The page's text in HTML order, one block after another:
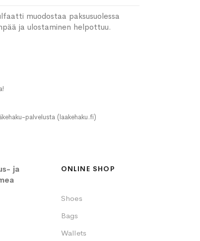
muodostaa paksusuolessa
ja ulostaminen helpottuu.
palvelusta (laakehaku.fi)
ja
ONLINE SHOP
Shoes
Bags
Wallets